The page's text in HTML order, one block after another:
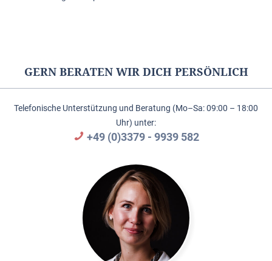
GERN BERATEN WIR DICH PERSÖNLICH
Telefonische Unterstützung und Beratung (Mo–Sa: 09:00 – 18:00
Uhr) unter:
+49 (0)3379 - 9939 582